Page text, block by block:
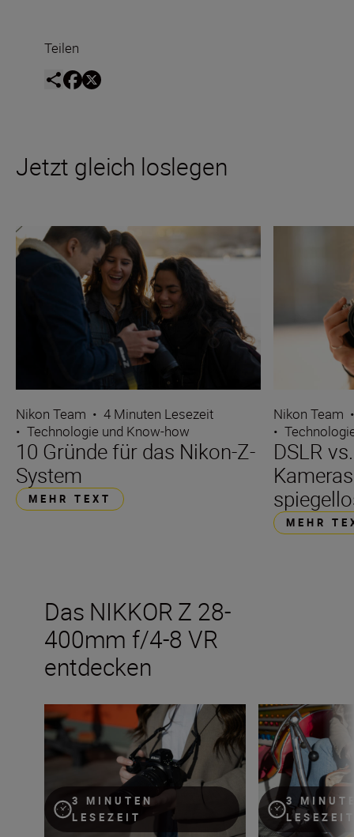
Teilen
Jetzt gleich loslegen
Nikon Team • 4 Minuten Lesezeit
• Technologie und Know-how
10 Gründe für das Nikon-Z-
System
MEHR TEXT
Nikon Team
•
DSLR
MEHR
Das NIKKOR Z 28-
400mm f/4-8 VR
entdecken
3 MINUTEN
LESEZEIT
Wir stellen vor: das NIKKOR Z 28-400mm f/4-8 VR
3
Das neue